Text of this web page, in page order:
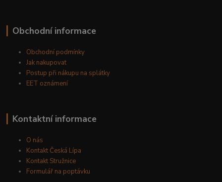
Obchodní informace
Obchodní podmínky
Jak nakupovat
Postup při nákupu na splátky
EET oznámení
Kontaktní informace
O nás
Kontakt Česká Lípa
Kontakt Stružnice
Formulář na poptávku